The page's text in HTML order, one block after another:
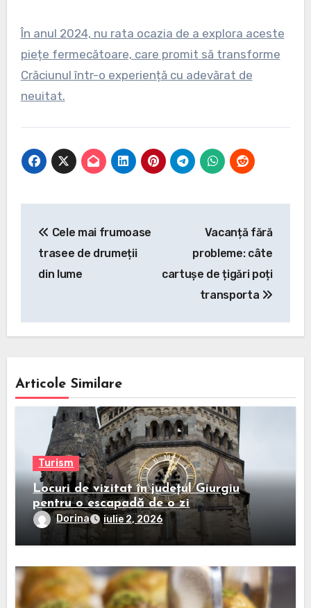
În anul 2024, nu rata ocazia de a explora aceste
piețe fermecătoare, care promit să transforme
Crăciunul într-o experiență cu adevărat de
neuitat.
în
articole
Cele mai frumoase
trasee de drumeții
din lume
Vacanță fără
probleme: câte
cartușe de țigări poți
transporta
Articole Similare
Turism
Locuri de vizitat în județul Giurgiu
pentru o escapadă de o zi
Dorina iulie 2, 2026